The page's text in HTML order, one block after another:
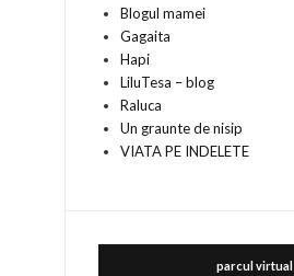
Blogul mamei
Gagaita
Hapi
LiluTesa – blog
Raluca
Un graunte de nisip
VIATA PE INDELETE
parcul virtual